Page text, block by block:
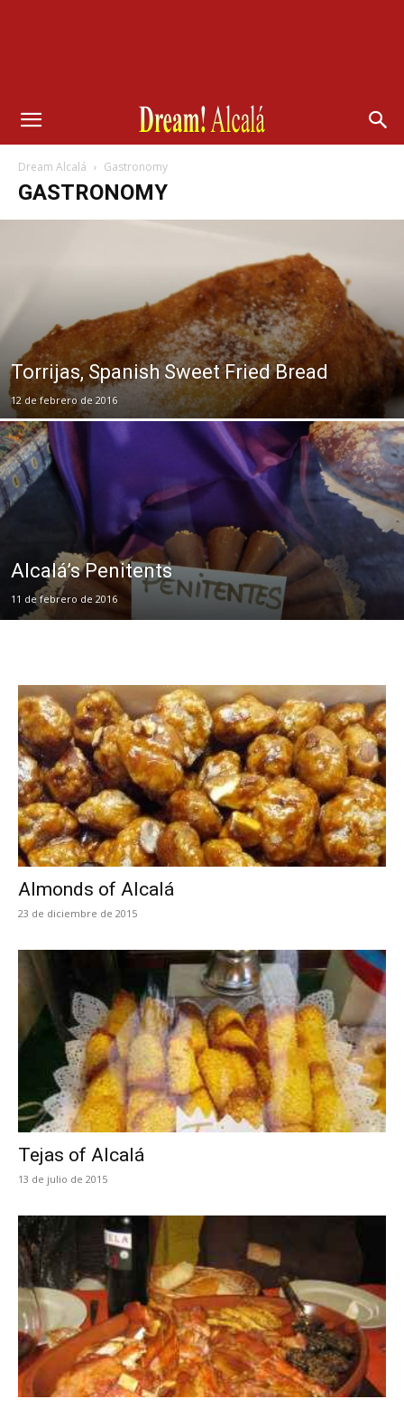
Dream Alcalá Gastronomy
GASTRONOMY
Torrijas, Spanish Sweet Fried Bread
12 de febrero de 2016
Alcalá’s Penitents
11 de febrero de 2016
Almonds of Alcalá
23 de diciembre de 2015
Tejas of Alcalá
13 de julio de 2015